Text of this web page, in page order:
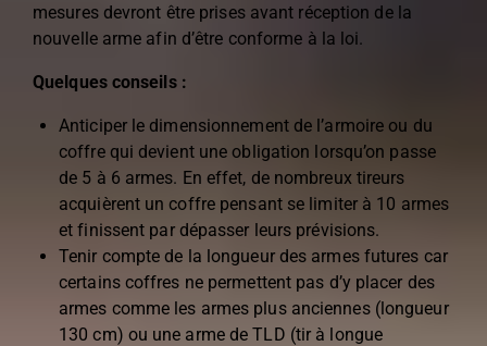
mesures devront être prises avant réception de la
nouvelle arme afin d’être conforme à la loi.
Quelques conseils :
Anticiper le dimensionnement de l’armoire ou du
coffre qui devient une obligation lorsqu’on passe
de 5 à 6 armes. En effet, de nombreux tireurs
acquièrent un coffre pensant se limiter à 10 armes
et finissent par dépasser leurs prévisions.
Tenir compte de la longueur des armes futures car
certains coffres ne permettent pas d’y placer des
armes comme les armes plus anciennes (longueur
130 cm) ou une arme de TLD (tir à longue